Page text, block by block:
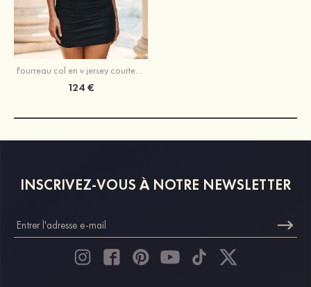
Fourreau col en v jersey courte/mini robe de fête de la rentrée
124 €
INSCRIVEZ-VOUS À NOTRE NEWSLETTER